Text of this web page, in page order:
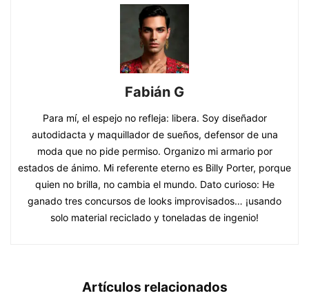
Fabián G
Para mí, el espejo no refleja: libera. Soy diseñador
autodidacta y maquillador de sueños, defensor de una
moda que no pide permiso. Organizo mi armario por
estados de ánimo. Mi referente eterno es Billy Porter, porque
quien no brilla, no cambia el mundo. Dato curioso: He
ganado tres concursos de looks improvisados… ¡usando
solo material reciclado y toneladas de ingenio!
Artículos relacionados